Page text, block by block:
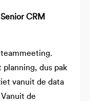
CRM
dus pak
vanuit de data
de